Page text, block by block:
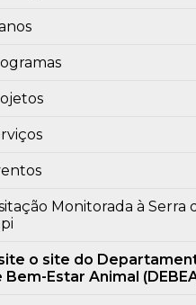
Monitorada à Serra
o site do
Bem-Estar Animal